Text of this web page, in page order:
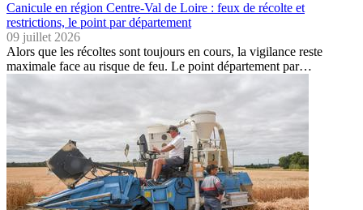
Canicule en région Centre-Val de Loire : feux de récolte et
restrictions, le point par département
09 juillet 2026
Alors que les récoltes sont toujours en cours, la vigilance reste
maximale face au risque de feu. Le point département par…